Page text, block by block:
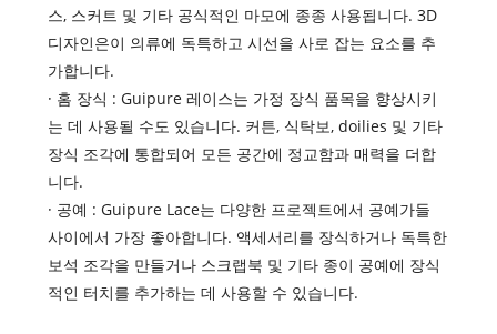
스, 스커트 및 기타 공식적인 마모에 종종 사용됩니다. 3D
디자인은이 의류에 독특하고 시선을 사로 잡는 요소를 추
가합니다.
· 홈 장식 : Guipure 레이스는 가정 장식 품목을 향상시키
는 데 사용될 수도 있습니다. 커튼, 식탁보, doilies 및 기타
장식 조각에 통합되어 모든 공간에 정교함과 매력을 더합
니다.
· 공예 : Guipure Lace는 다양한 프로젝트에서 공예가들
사이에서 가장 좋아합니다. 액세서리를 장식하거나 독특한
보석 조각을 만들거나 스크랩북 및 기타 종이 공예에 장식
적인 터치를 추가하는 데 사용할 수 있습니다.